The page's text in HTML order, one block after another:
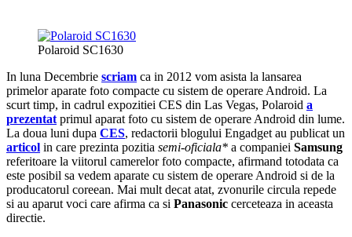
Polaroid SC1630
In luna Decembrie scriam ca in 2012 vom asista la lansarea
primelor aparate foto compacte cu sistem de operare Android. La
scurt timp, in cadrul expozitiei CES din Las Vegas, Polaroid a
prezentat primul aparat foto cu sistem de operare Android din lume.
La doua luni dupa CES, redactorii blogului Engadget au publicat un
articol in care prezinta pozitia semi-oficiala* a companiei Samsung
referitoare la viitorul camerelor foto compacte, afirmand totodata ca
este posibil sa vedem aparate cu sistem de operare Android si de la
producatorul coreean. Mai mult decat atat, zvonurile circula repede
si au aparut voci care afirma ca si Panasonic cerceteaza in aceasta
directie.